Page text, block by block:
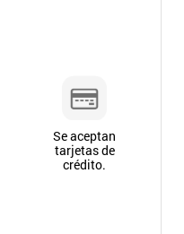
Se aceptan
tarjetas de
crédito.